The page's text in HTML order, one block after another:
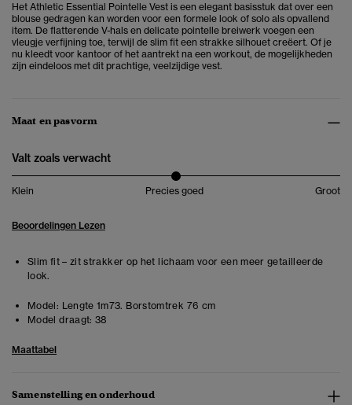
Het Athletic Essential Pointelle Vest is een elegant basisstuk dat over een
blouse gedragen kan worden voor een formele look of solo als opvallend
item. De flatterende V-hals en delicate pointelle breiwerk voegen een
vleugje verfijning toe, terwijl de slim fit een strakke silhouet creëert. Of je
nu kleedt voor kantoor of het aantrekt na een workout, de mogelijkheden
zijn eindeloos met dit prachtige, veelzijdige vest.
Maat en pasvorm
Valt zoals verwacht
Klein Precies goed Groot
Beoordelingen Lezen
Slim fit – zit strakker op het lichaam voor een meer getailleerde
look.
Model: Lengte 1m73. Borstomtrek 76 cm
Model draagt: 38
Maattabel
Samenstelling en onderhoud